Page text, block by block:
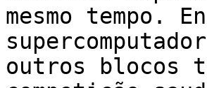
mesmo tempo.
outros blocos